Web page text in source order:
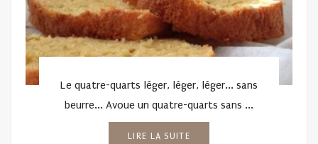
Le quatre-quarts léger, léger, léger... sans
beurre... Avoue un quatre-quarts sans ...
LIRE LA SUITE